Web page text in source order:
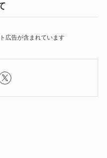
広告が含まれています